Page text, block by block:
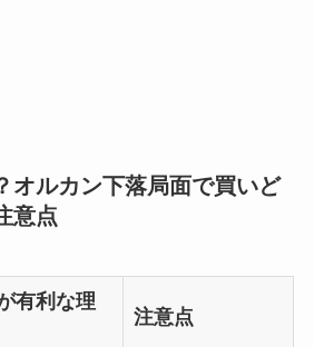
オルカン下落局面で買いど
意点
有利な理
注意点